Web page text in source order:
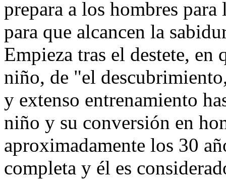
prepara a los hombres
para que alcancen la
Empieza tras el destete, en
niño, de "el
y extenso entrenamiento
niño y su conversión en
aproximadamente los 30
completa y él es